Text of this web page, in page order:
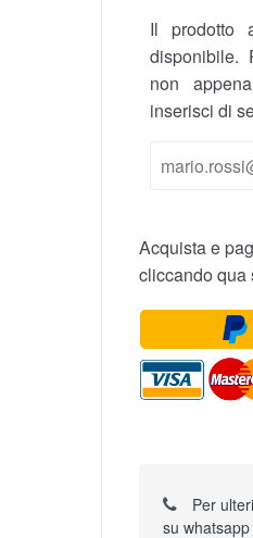
Il prodotto
disponibile.
non
inserisci di
Acquista e
cliccando qua
Per
su